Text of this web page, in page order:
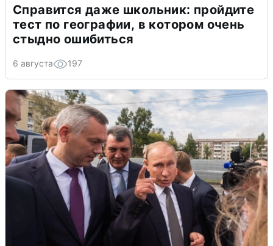
Справится даже школьник: пройдите
тест по географии, в котором очень
стыдно ошибиться
6 августа 197